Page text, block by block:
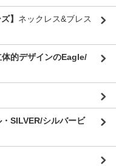
】 ネックレス&ブレス
的デザインのEagle/
SILVER/シルバービ